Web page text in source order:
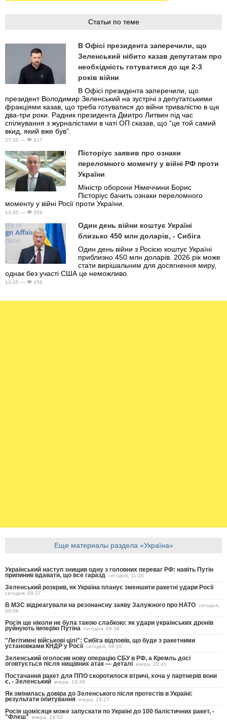
Статьи по теме
В Офісі президента заперечили, що
Зеленський нібито казав депутатам про
необхідність готуватися до ще 2-3
років війни
В Офісі президента заперечили, що
президент Володимир Зеленський на зустрічі з депутатськими
фракціями казав, що треба готуватися до війни тривалістю в ще
два-три роки. Радник президента Дмитро Литвин під час
спілкування з журналістами в чаті ОП сказав, що “це той самий
вкид, який вже був”.
27.05 — 417
Пісторіус заявив про ознаки
переломного моменту у війні РФ проти
України
Міністр оборони Німеччини Борис
Пісторіус бачить ознаки переломного
моменту у війні Росії проти України.
13.05 — 359
Один день війни коштує Україні
близько 450 млн доларів, - Сибіга
Один день війни з Росією коштує Україні
приблизно 450 млн доларів. 2026 рік може
стати вирішальним для досягнення миру,
однак без участі США це неможливо.
13.05 — 356
Еще материалы раздела «Україна»
Український наступ знищив одну з головних переваг РФ: навіть Путін
припинив вдавати, що все гаразд сегодня, 11:28
Зеленський розкрив, як Україна планує зменшити ракетні удари Росії
сегодня, 09:27
В МЗС відреагували на резонансну заяву Залужного про НАТО сегодня,
09:06
Росія ще ніколи не була такою слабкою: як удари українських дронів
руйнують імперію Путіна сегодня, 08:38
"Легітимні військові цілі": Сибіга відповів, що буде з ракетними
установками КНДР у Росії сегодня, 08:20
Зеленський оголосив нову операцію СБУ в РФ, а Кремль досі
оговтується після нищівних атак — деталі вчера, 20:41
Постачання ракет для ППО скоротилося втричі, хоча у партнерів вони
є, - Зеленський вчера, 19:38
Як змінилась довіра до Зеленського після протестів в Україні:
результати опитування вчера, 19:27
Росія щомісяця може запускати по Україні до 100 балістичних ракет, -
"Флеш" вчера, 18:52